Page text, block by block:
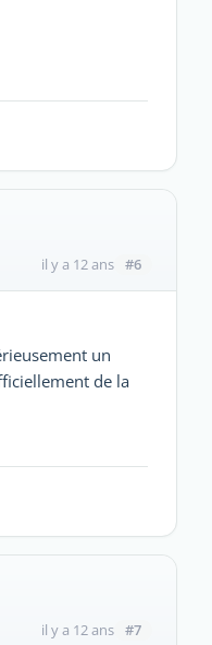
il y a 12 ans #6
un
de la
il y a 12 ans #7